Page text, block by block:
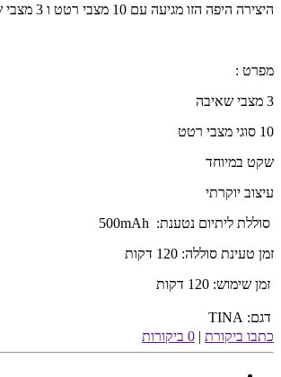
היצירה היפה הזו מגיעה עם 10 מצבי רטט ו 3 מצבי שאיבה ויניקה
מפרט :
3 מצבי שאיבה
10 סוגי מצבי רטט
שקט במיוחד
עיצוב יוקרתי
סוללת ליתיום נטענת: mAh
500
זמן טעינת סוללה: 120 דקות
זמן שימוש: 120 דקות
דגם: TINA
כתבו ביקורת | 0 ביקורות